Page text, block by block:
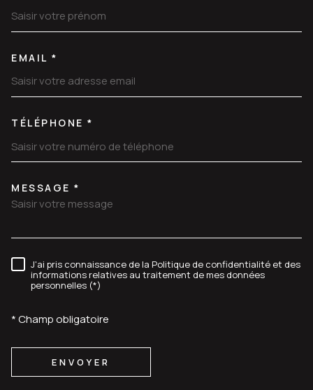
EMAIL *
TÉLÉPHONE *
TRAD_MELTEM_VOREDEMANDE
MESSAGE *
RÈGLEMENTATION
J'ai pris connaissance de la Politique de confidentialité et des
informations relatives au traitement de mes données
personnelles (*)
* Champ obligatoire
ENVOYER